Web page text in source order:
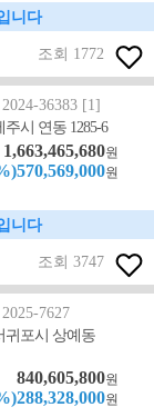
니다
조회 1772
36383 [1]
시 연동 1285-6
1,663,465,680원
원
니다
조회 3747
7627
귀포시 상예동
840,605,800원
원